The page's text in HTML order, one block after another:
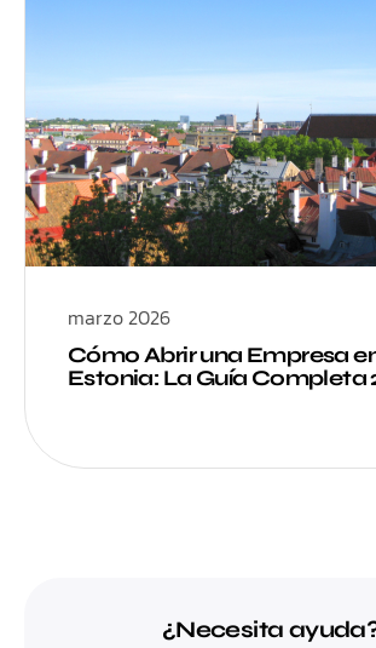
marzo 2026
Cómo Abrir una Empresa
Estonia: La Guía Completa
¿Necesita